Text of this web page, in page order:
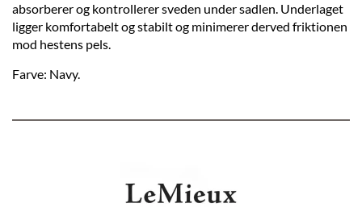
absorberer og kontrollerer sveden under sadlen. Underlaget
ligger komfortabelt og stabilt og minimerer derved friktionen
mod hestens pels.
Farve: Navy.